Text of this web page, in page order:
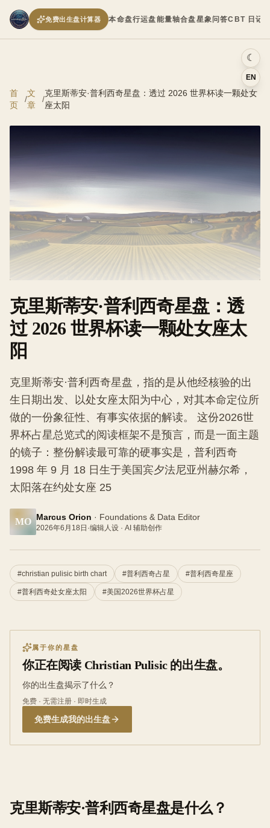
本命盘行运盘能量轴合盘星象问答CBT 日记
免费出生盘计算器
☾
EN
首
页
/
文
章
/
克里斯蒂安·普利西奇星盘：透过 2026 世界杯读一颗处女
座太阳
克里斯蒂安·普利西奇星盘：透
过 2026 世界杯读一颗处女座太
阳
克里斯蒂安·普利西奇星盘，指的是从他经核验的出
生日期出发、以处女座太阳为中心，对其本命定位所
做的一份象征性、有事实依据的解读。 这份2026世
界杯占星总览式的阅读框架不是预言，而是一面主题
的镜子：整份解读最可靠的硬事实是，普利西奇
1998 年 9 月 18 日生于美国宾夕法尼亚州赫尔希，
太阳落在约处女座 25
MO Marcus Orion · Foundations & Data Editor
2026年6月18日 ·编辑人设 · AI 辅助创作
#christian pulisic birth chart #普利西奇占星 #普利西奇星座
#普利西奇处女座太阳 #美国2026世界杯占星
属于你的星盘
你正在阅读 Christian Pulisic 的出生盘。
你的出生盘揭示了什么？
免费 · 无需注册 · 即时生成
免费生成我的出生盘
克里斯蒂安·普利西奇星盘是什么？